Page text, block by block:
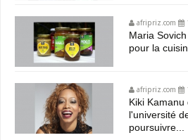
afripriz.com
Maria
pour la
afripriz.com
Kiki
l'université
poursuivre...